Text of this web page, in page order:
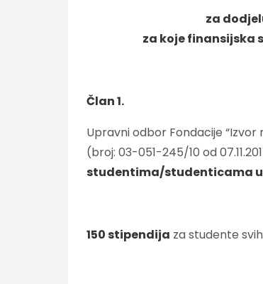
za
za koje finansijska
Član 1.
Upravni odbor Fondacije “Izvor
(broj: 03-051-245/10 od
studentima/studenticama u
150 stipendija za studente